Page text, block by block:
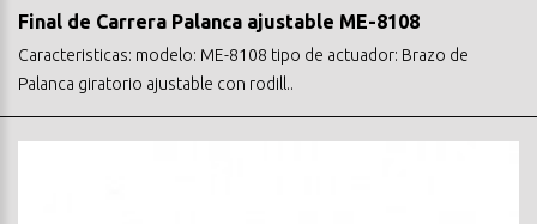
Final de Carrera Palanca ajustable ME-8108
Caracteristicas: modelo: ME-8108 tipo de actuador: Brazo de
Palanca giratorio ajustable con rodill..